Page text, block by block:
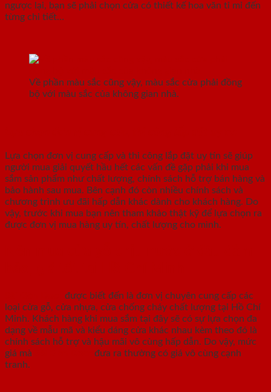
ngược lại, bạn sẽ phải chọn cửa có thiết kế hoa văn tỉ mỉ đến
từng chi tiết…
Về phần màu sắc cũng vậy, màu sắc cửa phải đồng
bộ với màu sắc của không gian nhà.
Lựa chọn đơn vị cung cấp và thi công lắp đặt uy tín sẽ giúp
người mua giải quyết hầu hết các vấn đề gặp phải khi mua
sắm sản phẩm như chất lượng, chính sách hỗ trợ bán hàng và
bảo hành sau mua. Bên cạnh đó còn nhiều chính sách và
chương trình ưu đãi hấp dẫn khác dành cho khách hàng. Do
vậy, trước khi mua bạn nên tham khảo thật kỹ để lựa chọn ra
được đơn vị mua hàng uy tín, chất lượng cho mình.
được biết đến là đơn vị chuyên cung cấp các
loại cửa gỗ, cửa nhựa, cửa chống cháy chất lượng tại Hồ Chí
Minh. Khách hàng khi mua sắm tại đây sẽ có sự lựa chọn đa
dạng về mẫu mã và kiểu dáng cửa khác nhau kèm theo đó là
chính sách hỗ trợ và hậu mãi vô cùng hấp dẫn. Do vậy, mức
giá mà
đưa ra thường có giá vô cùng cạnh
tranh.